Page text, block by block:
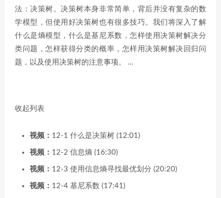
法：决策树。决策树本身非常简单，背后并没有复杂的数
学模型，但使用好决策树也有很多技巧。我们将深入了解
什么是熵模型，什么是基尼系数，怎样使用决策树解决分
类问题，怎样获得分类的概率，怎样用决策树解决回归问
题，以及使用决策树的注意事项。 …
收起列表
视频： 12-1 什么是决策树 (12:01)
视频： 12-2 信息熵 (16:30)
视频： 12-3 使用信息熵寻找最优划分 (20:20)
视频： 12-4 基尼系数 (17:41)